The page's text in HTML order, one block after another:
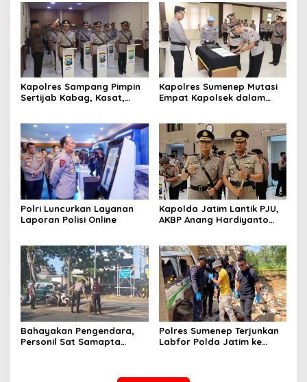
Kapolres Sampang Pimpin
Sertijab Kabag, Kasat,
Kapolres Sumenep Mutasi
Empat Kapolsek dalam
Polri Luncurkan Layanan
Laporan Polisi Online
Kapolda Jatim Lantik PJU,
AKBP Anang Hardiyanto
Bahayakan Pengendara,
Personil Sat Samapta
Polres Sumenep Terjunkan
Labfor Polda Jatim ke